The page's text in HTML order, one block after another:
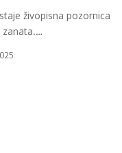
živopisna pozornica
…